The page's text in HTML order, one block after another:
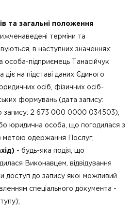
та загальні положення
терміни та
в наступних значеннях:
особа-підприємець Танасійчук
на підставі даних Єдиного
осіб, фізичних осіб-
формувань (дата запису:
запису: 2 673 000 0000 034503);
юридична особа, що погодилася з
метою одержання Послуг;
- будь-яка подія, що
Виконавцем, відвідування
доступ до запису якої можливий
спеціального документа -